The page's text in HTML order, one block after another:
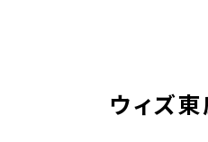
ウィズ